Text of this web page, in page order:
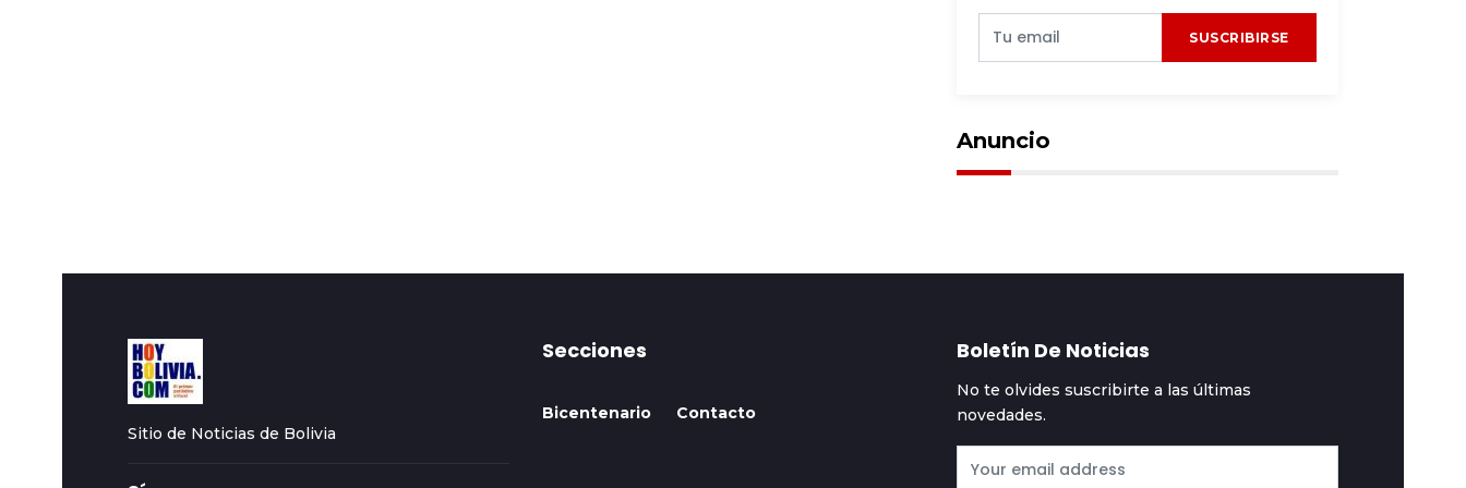
SUSCRIBIRSE
Anuncio
Sitio de Noticias de Bolivia
Secciones
Bicentenario Contacto
Boletín De Noticias
No te olvides suscribirte a las últimas
novedades.